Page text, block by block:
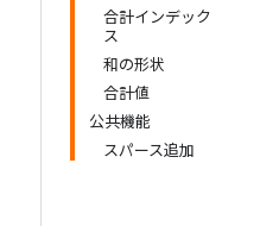
合計インデック
ス
和の形状
合計値
公共機能
スパース追加